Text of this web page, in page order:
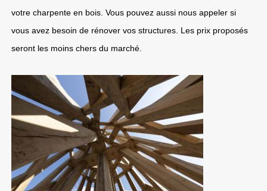
votre charpente en bois. Vous pouvez aussi nous appeler si
vous avez besoin de rénover vos structures. Les prix proposés
seront les moins chers du marché.